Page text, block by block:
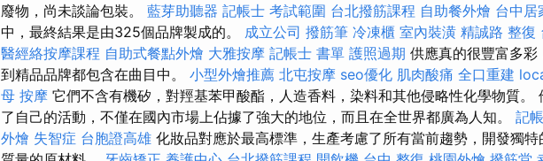
廢物，尚未談論包裝。 藍芽助聽器 記帳士 考試範圍 台北撥筋課程 自助餐外燴 台中居
中，最終結果是由325個品牌製成的。 成立公司 撥筋筆 冷凍櫃 室內裝潢 精誠路 整復
醫經絡按摩課程 自助式餐點外燴 大雅按摩 記帳士 書單 護照過期 供應真的很豐富多彩
到精品品牌都包含在曲目中。 小型外燴推薦 北屯按摩 seo優化 肌肉酸痛 全口重建
母 按摩 它們不含有機矽，對羥基苯甲酸酯，人造香料，染料和其他侵略性化學物質
了自己的活動，不僅在國內市場上佔據了強大的地位，而且在全世界都廣為人知。 記
外燴 失智症 台胞證高雄 化妝品對應於最高標準，生產考慮了所有當前趨勢，開發獨